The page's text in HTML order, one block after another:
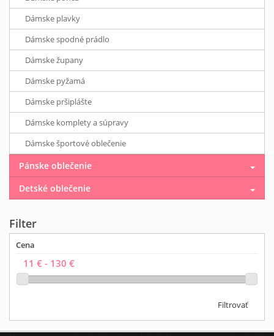
Dámske plavky
Dámske spodné prádlo
Dámske župany
Dámske pyžamá
Dámske pršiplášte
Dámske komplety a súpravy
Dámske športové oblečenie
Pánske oblečenie
Detské oblečenie
Filter
Cena
Filtrovať